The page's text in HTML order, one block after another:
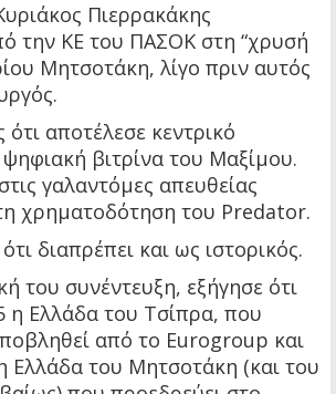
Πιερρακάκης
την ΚΕ του ΠΑΣΟΚ στη “χρυσή
Μητσοτάκη, λίγο πριν αυτός
ότι αποτέλεσε κεντρικό
βιτρίνα του Μαξίμου.
γαλαντόμες απευθείας
χρηματοδότηση του Predator.
διαπρέπει και ως ιστορικός.
του συνέντευξη, εξήγησε ότι
η Ελλάδα του Τσίπρα, που
από το Eurogroup και
Ελλάδα του Μητσοτάκη (και του